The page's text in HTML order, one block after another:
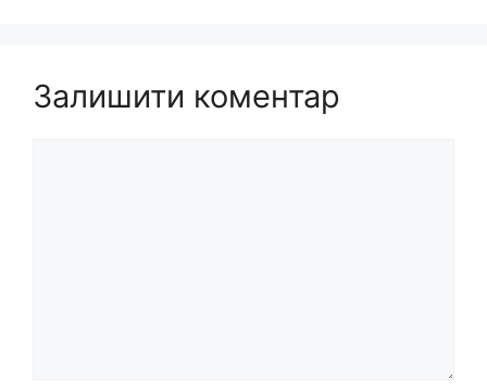
Залишити коментар